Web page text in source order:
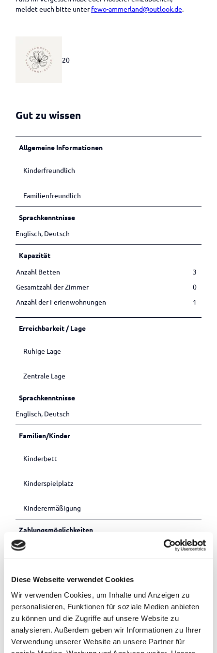
Diese Webseite verwendet Cookies
Wir verwenden Cookies, um Inhalte und Anzeigen zu
personalisieren, Funktionen für soziale Medien anbieten
zu können und die Zugriffe auf unsere Website zu
analysieren. Außerdem geben wir Informationen zu Ihrer
Verwendung unserer Website an unsere Partner für
Veranstaltungen melden
b
meldet euch bitte unterfewo-ammerland@outlook.de.
20
Gut zu wissen
Allgemeine Informationen
Kinderfreundlich
Familienfreundlich
Sprachkenntnisse
Englisch, Deutsch
Kapazität
Anzahl Betten
3
Gesamtzahl der Zimmer
0
Anzahl der Ferienwohnungen
1
Erreichbarkeit / Lage
Ruhige Lage
Zentrale Lage
Sprachkenntnisse
Englisch, Deutsch
Familien/Kinder
Kinderbett
Kinderspielplatz
Kinderermäßigung
Zahlungsmöglichkeiten
Überweisung
Ankunft ab 15:00 Uhr bis 19:00 Uhr
Abreise bis 10:30 Uhr
oder nach Vereinbarung
Moin liebe Gäste, bitte teilen Sie uns vor Anreise die Check-
In-Zeit mit. Sie erreichen uns unter
fewo-ammerland@outlook.de